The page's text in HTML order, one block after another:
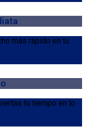
más rápido en tu
tu tiempo en lo